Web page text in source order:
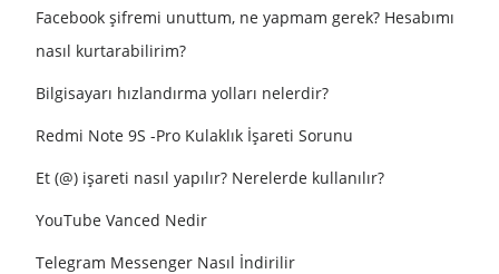
Facebook şifremi unuttum, ne yapmam gerek? Hesabımı
nasıl kurtarabilirim?
Bilgisayarı hızlandırma yolları nelerdir?
Redmi Note 9S -Pro Kulaklık İşareti Sorunu
Et (@) işareti nasıl yapılır? Nerelerde kullanılır?
YouTube Vanced Nedir
Telegram Messenger Nasıl İndirilir